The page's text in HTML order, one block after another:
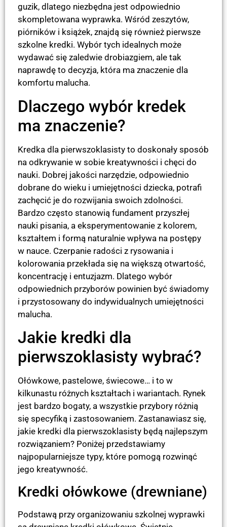
guzik, dlatego niezbędna jest odpowiednio
skompletowana wyprawka. Wśród zeszytów,
piórników i książek, znajdą się również pierwsze
szkolne kredki. Wybór tych idealnych może
wydawać się zaledwie drobiazgiem, ale tak
naprawdę to decyzja, która ma znaczenie dla
komfortu malucha.
Dlaczego wybór kredek
ma znaczenie?
Kredka dla pierwszoklasisty to doskonały sposób
na odkrywanie w sobie kreatywności i chęci do
nauki. Dobrej jakości narzędzie, odpowiednio
dobrane do wieku i umiejętności dziecka, potrafi
zachęcić je do rozwijania swoich zdolności.
Bardzo często stanowią fundament przyszłej
nauki pisania, a eksperymentowanie z kolorem,
kształtem i formą naturalnie wpływa na postępy
w nauce. Czerpanie radości z rysowania i
kolorowania przekłada się na większą otwartość,
koncentrację i entuzjazm. Dlatego wybór
odpowiednich przyborów powinien być świadomy
i przystosowany do indywidualnych umiejętności
malucha.
Jakie kredki dla
pierwszoklasisty wybrać?
Ołówkowe, pastelowe, świecowe… i to w
kilkunastu różnych kształtach i wariantach. Rynek
jest bardzo bogaty, a wszystkie przybory różnią
się specyfiką i zastosowaniem. Zastanawiasz się,
jakie kredki dla pierwszoklasisty będą najlepszym
rozwiązaniem? Poniżej przedstawiamy
najpopularniejsze typy, które pomogą rozwinąć
jego kreatywność.
Kredki ołówkowe (drewniane)
Podstawą przy organizowaniu szkolnej wyprawki